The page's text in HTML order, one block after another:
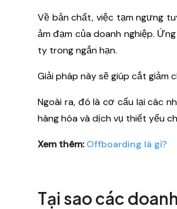
Về bản chất, việc tạm ngưng
ảm đạm của doanh nghiệp.
ty trong ngắn hạn.
Giải pháp này sẽ giúp cắt
Ngoài ra, đó là cơ cấu lại các
hàng hóa và dịch vụ thiết yếu
Xem thêm: Offboarding là gì?
Tại sao các